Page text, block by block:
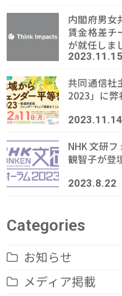
内閣府男女
賃金格差チ
が就任しま
2023.11.15
共同通信社
2023」に
2023.11.14
NHK 文研
観智子が登
2023.8.22
Categories
お知らせ
メディア掲載